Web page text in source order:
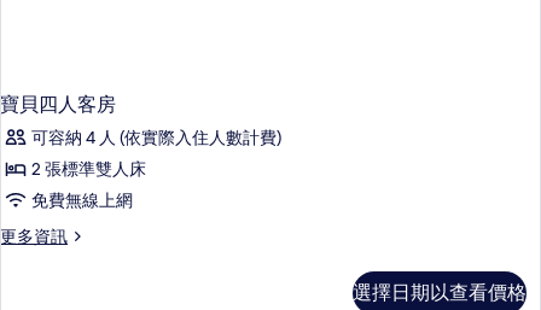
寶貝四人客房
可容納 4 人 (依實際入住人數計費)
2 張標準雙人床
免費無線上網
更多資訊
更
選擇日期以查看價格